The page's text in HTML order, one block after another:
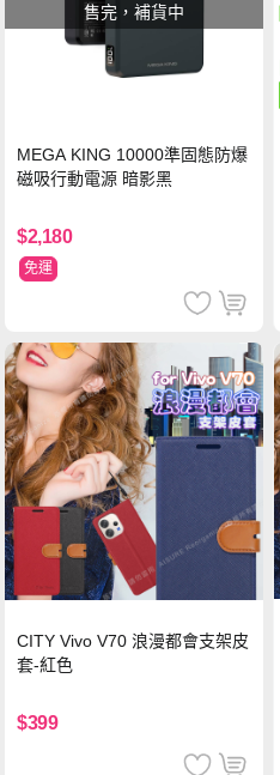
售完，補貨中
MEGA KING 10000準固態防爆
磁吸行動電源 暗影黑
$2,180
免運
CITY Vivo V70 浪漫都會支架皮
套-紅色
$399